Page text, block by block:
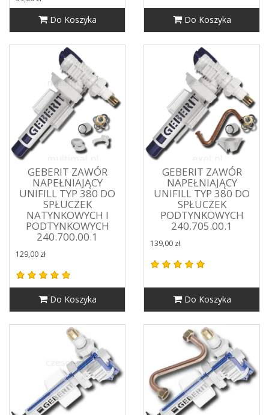
Do Koszyka Do Koszyka
GEBERIT ZAWÓR
NAPEŁNIAJĄCY
UNIFILL TYP 380 DO
SPŁUCZEK
NATYNKOWYCH I
PODTYNKOWYCH
240.700.00.1
129,00 zł
Do Koszyka
GEBERIT ZAWÓR
NAPEŁNIAJĄCY
UNIFILL TYP 380 DO
SPŁUCZEK
PODTYNKOWYCH
240.705.00.1
139,00 zł
Do Koszyka